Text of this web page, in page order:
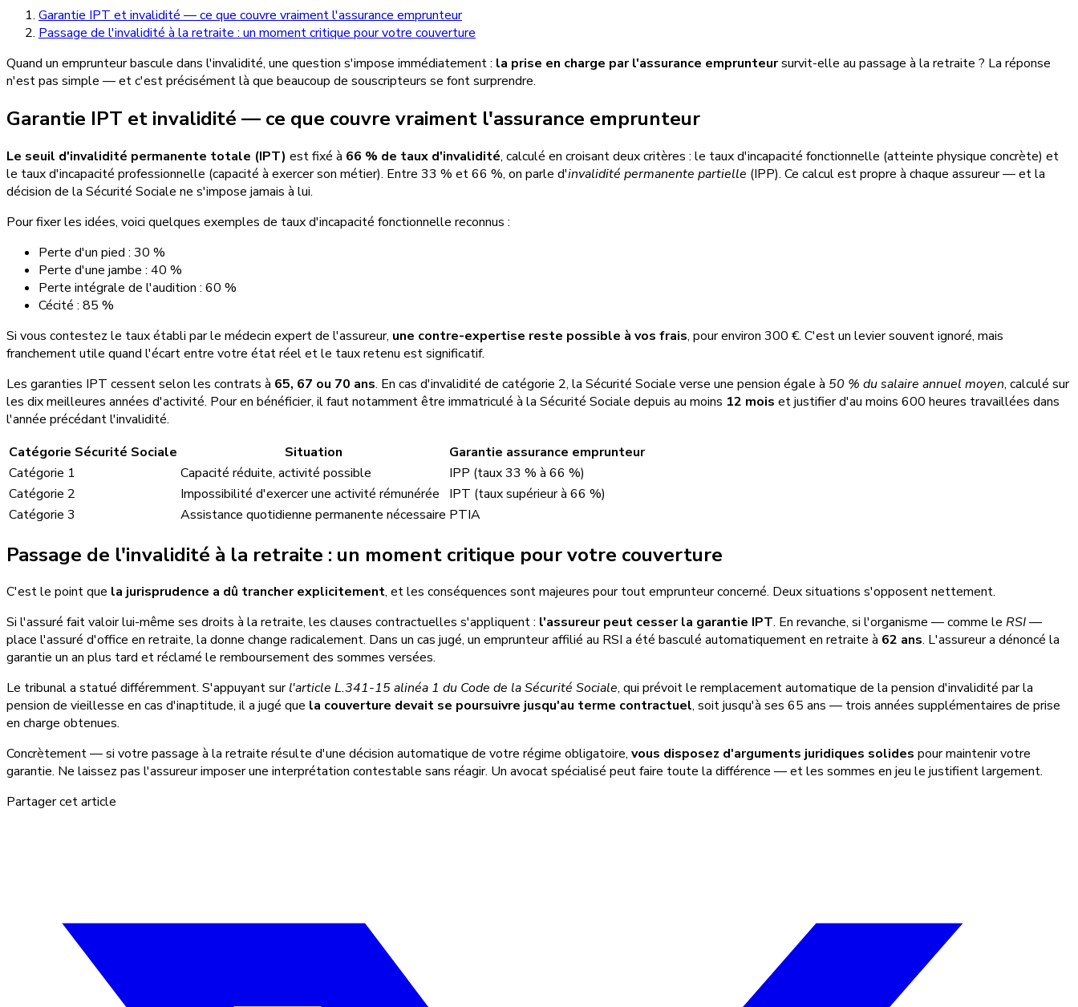
Garantie IPT et invalidité — ce que couvre vraiment l'assurance emprunteur
Passage de l'invalidité à la retraite : un moment critique pour votre couverture
Quand un emprunteur bascule dans l'invalidité, une question s'impose immédiatement : la prise en charge par l'assurance emprunteursurvit-elle au passage à la retraite ? La réponse
n'est pas simple — et c'est précisément là que beaucoup de souscripteurs se font surprendre.
Garantie IPT et invalidité — ce que couvre vraiment l'assurance emprunteur
Le seuil d'invalidité permanente totale (IPT) est fixé à 66 % de taux d'invalidité, calculé en croisant deux critères : le taux d'incapacité fonctionnelle (atteinte physique concrète) et
le taux d'incapacité professionnelle (capacité à exercer son métier). Entre 33 % et 66 %, on parle d'invalidité permanente partielle (IPP). Ce calcul est propre à chaque assureur — et la
décision de la Sécurité Sociale ne s'impose jamais à lui.
Pour fixer les idées, voici quelques exemples de taux d'incapacité fonctionnelle reconnus :
Perte d'un pied : 30 %
Perte d'une jambe : 40 %
Perte intégrale de l'audition : 60 %
Cécité : 85 %
Si vous contestez le taux établi par le médecin expert de l'assureur, une contre-expertise reste possible à vos frais, pour environ 300 €. C'est un levier souvent ignoré, mais
franchement utile quand l'écart entre votre état réel et le taux retenu est significatif.
Les garanties IPT cessent selon les contrats à 65, 67 ou 70 ans. En cas d'invalidité de catégorie 2, la Sécurité Sociale verse une pension égale à 50 % du salaire annuel moyen, calculé sur
les dix meilleures années d'activité. Pour en bénéficier, il faut notamment être immatriculé à la Sécurité Sociale depuis au moins 12 mois et justifier d'au moins 600 heures travaillées dans
l'année précédant l'invalidité.
Catégorie Sécurité Sociale
Situation
Garantie assurance emprunteur
Catégorie 1
Capacité réduite, activité possible
IPP (taux 33 % à 66 %)
Catégorie 2
Impossibilité d'exercer une activité rémunérée
IPT (taux supérieur à 66 %)
Catégorie 3
Assistance quotidienne permanente nécessaire PTIA
Passage de l'invalidité à la retraite : un moment critique pour votre couverture
C'est le point que la jurisprudence a dû trancher explicitement, et les conséquences sont majeures pour tout emprunteur concerné. Deux situations s'opposent nettement.
Si l'assuré fait valoir lui-même ses droits à la retraite, les clauses contractuelles s'appliquent : l'assureur peut cesser la garantie IPT. En revanche, si l'organisme — comme le RSI—
place l'assuré d'office en retraite, la donne change radicalement. Dans un cas jugé, un emprunteur affilié au RSI a été basculé automatiquement en retraite à 62 ans. L'assureur a dénoncé la
garantie un an plus tard et réclamé le remboursement des sommes versées.
Le tribunal a statué différemment. S'appuyant surl'article L.341-15 alinéa 1 du Code de la Sécurité Sociale, qui prévoit le remplacement automatique de la pension d'invalidité par la
pension de vieillesse en cas d'inaptitude, il a jugé que la couverture devait se poursuivre jusqu'au terme contractuel, soit jusqu'à ses 65 ans — trois années supplémentaires de prise
en charge obtenues.
Concrètement — si votre passage à la retraite résulte d'une décision automatique de votre régime obligatoire, vous disposez d'arguments juridiques solides pour maintenir votre
garantie. Ne laissez pas l'assureur imposer une interprétation contestable sans réagir. Un avocat spécialisé peut faire toute la différence — et les sommes en jeu le justifient largement.
Partager cet article